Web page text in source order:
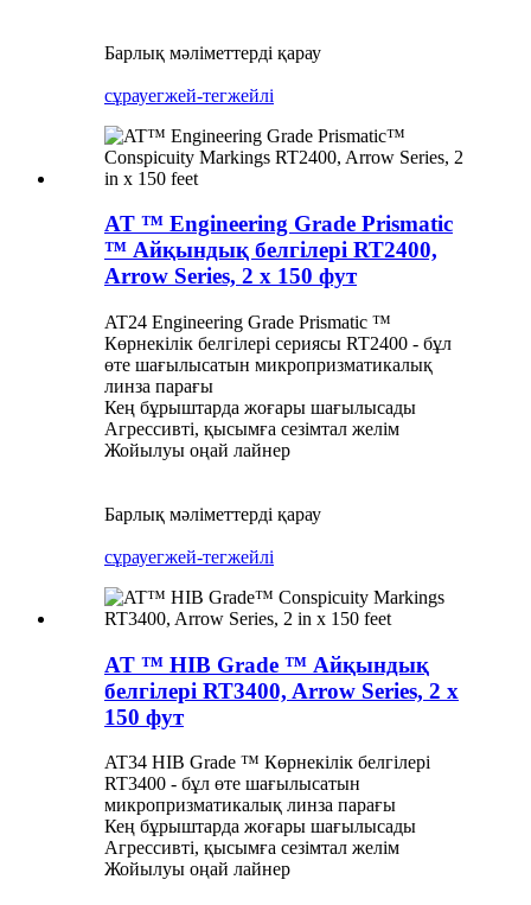
Барлық мәліметтерді қарау
сұрауегжей-тегжейлі
AT ™ Engineering Grade Prismatic
™ Айқындық белгілері RT2400,
Arrow Series, 2 x 150 фут
AT24 Engineering Grade Prismatic ™
Көрнекілік белгілері сериясы RT2400 - бұл
өте шағылысатын микропризматикалық
линза парағы
Кең бұрыштарда жоғары шағылысады
Агрессивті, қысымға сезімтал желім
Жойылуы оңай лайнер
Барлық мәліметтерді қарау
сұрауегжей-тегжейлі
AT ™ HIB Grade ™ Айқындық
белгілері RT3400, Arrow Series, 2 x
150 фут
AT34 HIB Grade ™ Көрнекілік белгілері
RT3400 - бұл өте шағылысатын
микропризматикалық линза парағы
Кең бұрыштарда жоғары шағылысады
Агрессивті, қысымға сезімтал желім
Жойылуы оңай лайнер